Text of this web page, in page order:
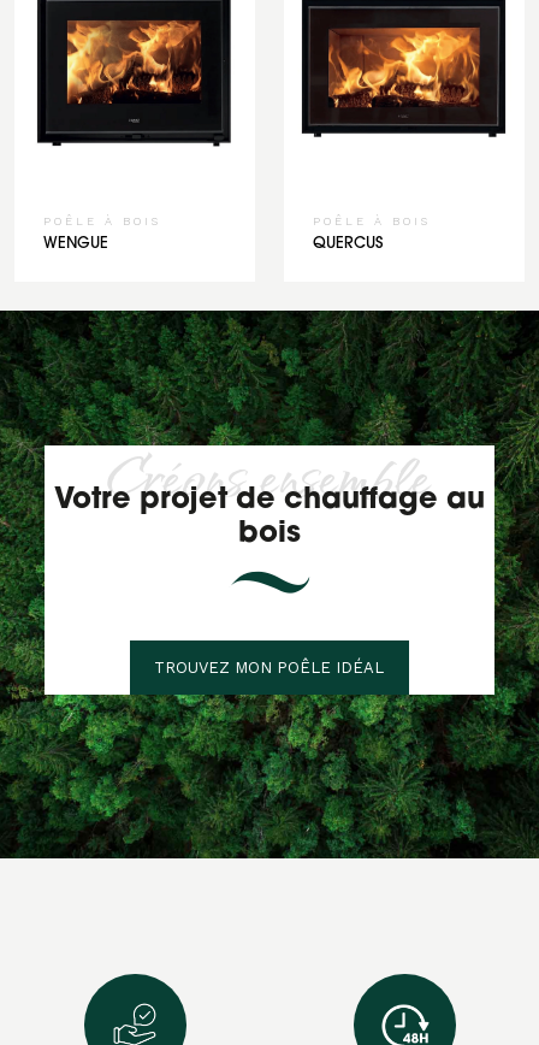
POÊLE À BOIS
WENGUE
POÊLE À BOIS
QUERCUS
Créons ensemble
Votre projet de chauffage au
bois
TROUVEZ MON POÊLE IDÉAL